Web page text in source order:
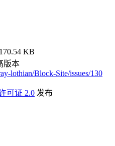
KB
版本
lothian/Block-Site/issues/130
可证 2.0 发布